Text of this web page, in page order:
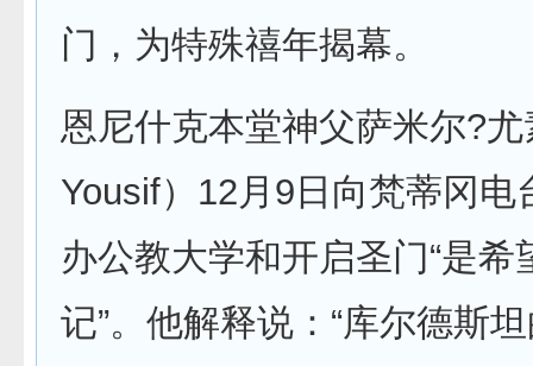
门，为特殊禧年揭幕。
恩尼什克本堂神父萨米尔?
Yousif）12月9日向梵蒂冈电
办公教大学和开启圣门“是希
记”。他解释说：“库尔德斯